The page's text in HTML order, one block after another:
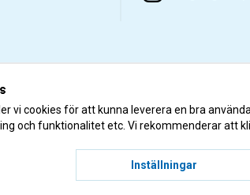
KR Distribution AB.
vi cookies för att kunna leverera en bra
och funktionalitet etc. Vi rekommenderar att
Inställningar